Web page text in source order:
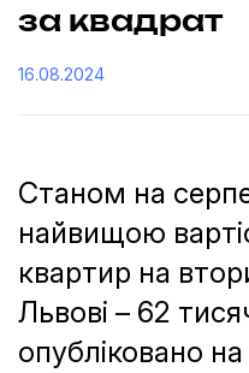
за квадрат
16.08.2024
Станом на
найвищою
квартир на
Львові – 62
опубліковано на